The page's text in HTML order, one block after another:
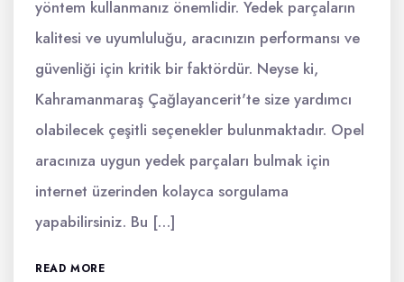
yöntem kullanmanız önemlidir. Yedek parçaların
kalitesi ve uyumluluğu, aracınızın performansı ve
güvenliği için kritik bir faktördür. Neyse ki,
Kahramanmaraş Çağlayancerit'te size yardımcı
olabilecek çeşitli seçenekler bulunmaktadır. Opel
aracınıza uygun yedek parçaları bulmak için
internet üzerinden kolayca sorgulama
yapabilirsiniz. Bu […]
READ MORE